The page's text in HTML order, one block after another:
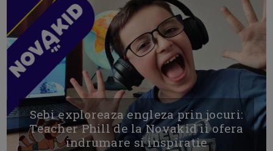
Sebi exploreaza engleza prin jocuri:
Teacher Phill de la Novakid ii ofera
indrumare si inspiratie